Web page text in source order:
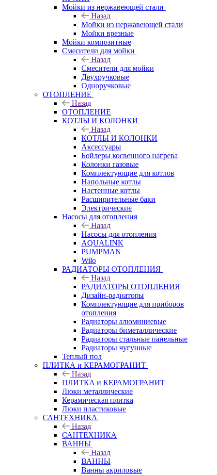
Мойки из нержавеющей стали
Назад
Мойки из нержавеющей стали
Мойки врезные
Мойки композитные
Смесители для мойки
Назад
Смесители для мойки
Двухручковые
Одноручковые
ОТОПЛЕНИЕ
Назад
ОТОПЛЕНИЕ
КОТЛЫ И КОЛОНКИ
Назад
КОТЛЫ И КОЛОНКИ
Аксессуары
Бойлеры косвенного нагрева
Колонки газовые
Комплектующие для котлов
Напольные котлы
Настенные котлы
Расширительные баки
Электрические
Насосы для отопления
Назад
Насосы для отопления
AQUALINK
PUMPMAN
Wilo
РАДИАТОРЫ ОТОПЛЕНИЯ
Назад
РАДИАТОРЫ ОТОПЛЕНИЯ
Дизайн-радиаторы
Комплектующие для приборов
отопления
Радиаторы алюминиевые
Радиаторы биметаллические
Радиаторы стальные панельные
Радиаторы чугунные
Теплый пол
ПЛИТКА и КЕРАМОГРАНИТ
Назад
ПЛИТКА и КЕРАМОГРАНИТ
Люки металлические
Керамическая плитка
Люки пластиковые
САНТЕХНИКА
Назад
САНТЕХНИКА
ВАННЫ
Назад
ВАННЫ
Ванны акриловые